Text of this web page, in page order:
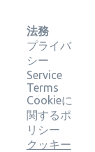
法務
プライバ
シー
Service
Terms
Cookieに
関するポ
リシー
クッキー